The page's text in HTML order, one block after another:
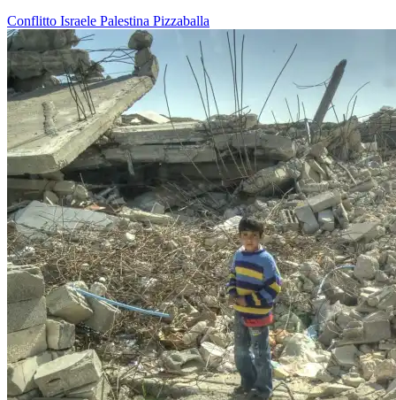
Conflitto Israele Palestina Pizzaballa